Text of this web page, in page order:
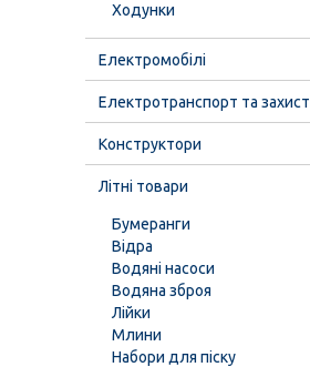
Ходунки
Електромобілі
Електротранспорт та захист
Конструктори
Літні товари
Бумеранги
Відра
Водяні насоси
Водяна зброя
Лійки
Млини
Набори для піску